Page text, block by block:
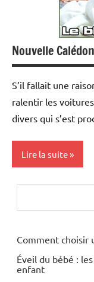
Nouvelle
S’il fallait une
ralentir les
divers qui s’est
Lire la suite
Developpement
Education
Eveil
Comment choisir
Éveil du bébé :
enfant